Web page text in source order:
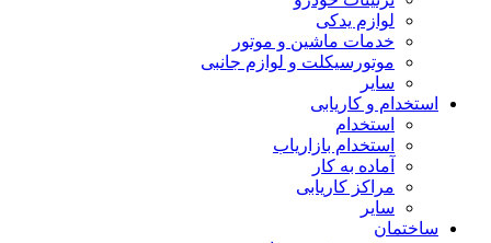
لوازم یدکی
خدمات ماشین و موتور
موتورسیکلت و لوازم جانبی
سایر
استخدام و کاریابی
استخدام
استخدام بازاریاب
آماده به کار
مراکز کاریابی
سایر
ساختمان